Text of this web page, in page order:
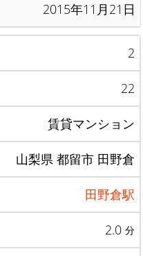
2015年11月21日
2
22
賃貸マンション
山梨県 都留市 田野倉
田野倉駅
2.0 分